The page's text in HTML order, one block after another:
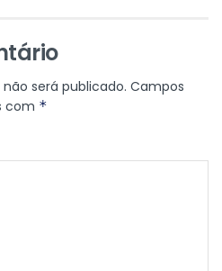
será publicado. Campos
com *